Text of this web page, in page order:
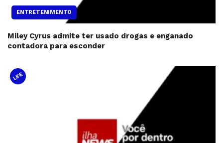
ENTRETENIMENTO
Miley Cyrus admite ter usado drogas e enganado
contadora para esconder
LIFE